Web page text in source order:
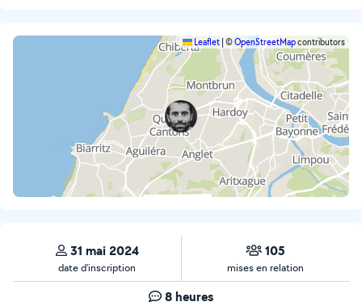
Leaflet ©OpenStreetMapcontributors
31 mai 2024
date d’inscription
105
mises en relation
8 heures